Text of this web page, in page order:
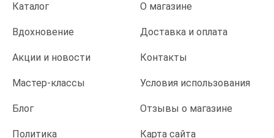
Каталог О магазине
Вдохновение Доставка и оплата
Акции и новости Контакты
Мастер-классы Условия использования
Блог Отзывы о магазине
Политика
Карта сайта